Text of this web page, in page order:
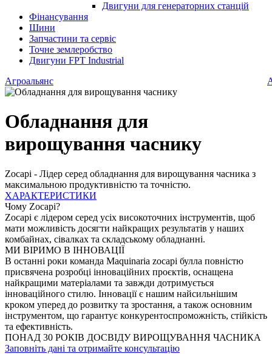
Двигуни для генераторних станцій
Фінансування
Шини
Запчастини та сервіс
Точне землеробство
Двигуни FPT Industrial
Агроальянс
Обладнання для
вирощування часнику
Zocapi - Лідер серед обладнання для вирощування часника з
максимальною продуктивністю та точністю.
ХАРАКТЕРИСТИКИ
Чому Zocapi?
Zocapi є лідером серед усіх високоточних інструментів, щоб
мати можливість досягти найкращих результатів у наших
комбайнах, сівалках та складському обладнанні.
МИ ВІРИМО В ІННОВАЦІЇ
В останні роки команда Maquinaria zocapi булла повністю
присвячена розробці інноваційних проєктів, оснащена
найкращими матеріалами та завжди дотримується
інноваційного стилю. Інновації є нашим найсильнішим
кроком уперед до розвитку та зростання, а також основним
інструментом, що гарантує конкурентоспроможність, стійкість
та ефективність.
ПОНАД 30 РОКІВ ДОСВІДУ ВИРОЩУВАННЯ ЧАСНИКА
Заповніть дані та отримайте консультацію